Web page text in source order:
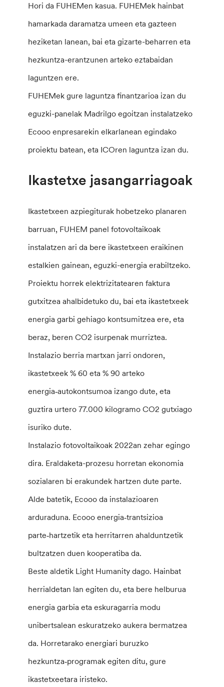
Hori da FUHEMen kasua. FUHEMek hainbat
hamarkada daramatza umeen eta gazteen
heziketan lanean, bai eta gizarte-beharren eta
hezkuntza-erantzunen arteko eztabaidan
laguntzen ere.
FUHEMek gure laguntza finantzarioa izan du
eguzki-panelak Madrilgo egoitzan instalatzeko
Ecooo enpresarekin elkarlanean egindako
proiektu batean, eta ICOren laguntza izan du.
Ikastetxe jasangarriagoak
Ikastetxeen azpiegiturak hobetzeko planaren
barruan, FUHEM panel fotovoltaikoak
instalatzen ari da bere ikastetxeen eraikinen
estalkien gainean, eguzki-energia erabiltzeko.
Proiektu horrek elektrizitatearen faktura
gutxitzea ahalbidetuko du, bai eta ikastetxeek
energia garbi gehiago kontsumitzea ere, eta
beraz, beren CO2 isurpenak murriztea.
Instalazio berria martxan jarri ondoren,
ikastetxeek % 60 eta % 90 arteko
energia‑autokontsumoa izango dute, eta
guztira urtero 77.000 kilogramo CO2 gutxiago
isuriko dute.
Instalazio fotovoltaikoak 2022an zehar egingo
dira. Eraldaketa-prozesu horretan ekonomia
sozialaren bi erakundek hartzen dute parte.
Alde batetik, Ecooo da instalazioaren
arduraduna. Ecooo energia‑trantsizioa
parte‑hartzetik eta herritarren ahalduntzetik
bultzatzen duen kooperatiba da.
Beste aldetik Light Humanity dago. Hainbat
herrialdetan lan egiten du, eta bere helburua
energia garbia eta eskuragarria modu
unibertsalean eskuratzeko aukera bermatzea
da. Horretarako energiari buruzko
hezkuntza‑programak egiten ditu, gure
ikastetxeetara iristeko.